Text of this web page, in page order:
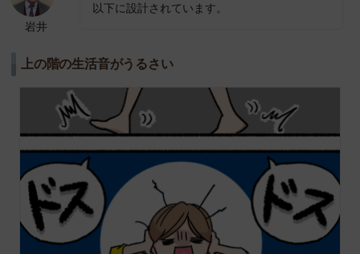
岩井
以下に設計されています。
上の階の生活音がうるさい